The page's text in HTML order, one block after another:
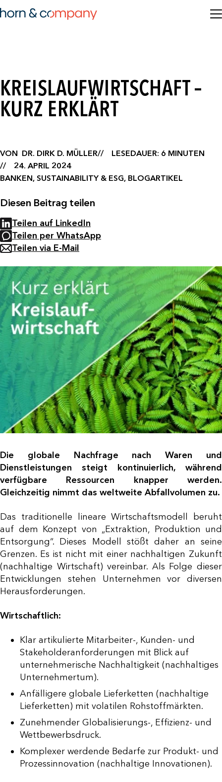
KREISLAUFWIRTSCHAFT –
KURZ ERKLÄRT
VON DR. DIRK D. MÜLLER
LESEDAUER: 6 MINUTEN
24. APRIL 2024
BANKEN, SUSTAINABILITY & ESG, BLOGARTIKEL
Diesen Beitrag teilen
Teilen auf LinkedIn
Teilen per WhatsApp
Teilen via E-Mail
Die globale Nachfrage nach Waren und
Dienstleistungen steigt kontinuierlich, während
verfügbare Ressourcen knapper werden.
Gleichzeitig nimmt das weltweite Abfallvolumen zu.
Das traditionelle lineare Wirtschaftsmodell beruht
auf dem Konzept von „Extraktion, Produktion und
Entsorgung“. Dieses Modell stößt daher an seine
Grenzen. Es ist nicht mit einer nachhaltigen Zukunft
(nachhaltige Wirtschaft) vereinbar. Als Folge dieser
Entwicklungen stehen Unternehmen vor diversen
Herausforderungen.
Wirtschaftlich:
Klar artikulierte Mitarbeiter-, Kunden- und
Stakeholderanforderungen mit Blick auf
unternehmerische Nachhaltigkeit (nachhaltiges
Unternehmertum).
Anfälligere globale Lieferketten (nachhaltige
Lieferketten) mit volatilen Rohstoffmärkten.
Zunehmender Globalisierungs-, Effizienz- und
Wettbewerbsdruck.
Komplexer werdende Bedarfe zur Produkt- und
Prozessinnovation (nachhaltige Innovationen).